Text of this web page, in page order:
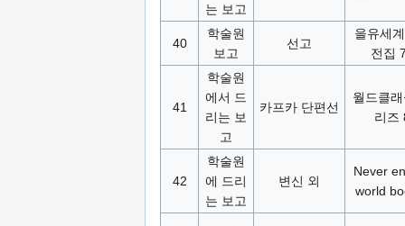
는 보고
40
학술원
보고
선고
을유세
전집
41
학술원
에서 드
리는 보
고
카프카 단편선
월드클
리즈
42
학술원
에 드리
는 보고
변신 외
Never
world